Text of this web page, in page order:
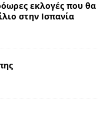
εκλογές που θα
στην Ισπανία